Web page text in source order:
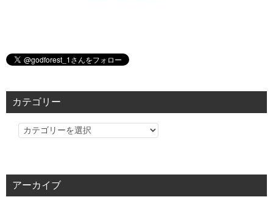
カテゴリー
カ
リ
アーカイブ